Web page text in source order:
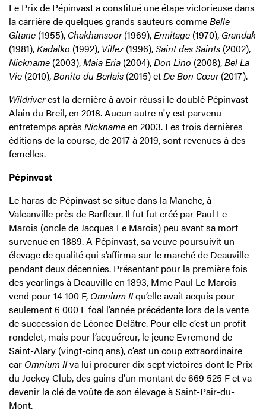
Le Prix de Pépinvast a constitué une étape victorieuse dans
la carrière de quelques grands sauteurs commeBelle
Gitane (1955), Chakhansoor(1969),Ermitage (1970), Grandak
(1981),Kadalko (1992), Villez (1996),Saint des Saints (2002),
Nickname (2003),Maia Eria (2004),Don Lino (2008),Bel La
Vie (2010),Bonito du Berlais (2015) etDe Bon Cœur(2017).
Wildriverest la dernière à avoir réussi le doublé Pépinvast-
Alain du Breil, en 2018. Aucun autre n'y est parvenu
entretemps après Nicknameen 2003. Les trois dernières
éditions de la course, de 2017 à 2019, sont revenues à des
femelles.
Pépinvast
Le haras de Pépinvast se situe dans la Manche, à
Valcanville près de Barfleur. Il fut fut créé par Paul Le
Marois (oncle de Jacques Le Marois) peu avant sa mort
survenue en 1889. A Pépinvast, sa veuve poursuivit un
élevage de qualité qui s’affirma sur le marché de Deauville
pendant deux décennies. Présentant pour la première fois
des yearlings à Deauville en 1893, Mme Paul Le Marois
vend pour 14 100 F, Omnium IIqu’elle avait acquis pour
seulement 6 000 F foal l’année précédente lors de la vente
de succession de Léonce Delâtre. Pour elle c’est un profit
rondelet, mais pour l’acquéreur, le jeune Evremond de
Saint-Alary (vingt-cinq ans), c’est un coup extraordinaire
car Omnium IIva lui procurer dix-sept victoires dont le Prix
du Jockey Club, des gains d’un montant de 669 525 F et va
devenir la clé de voûte de son élevage à Saint-Pair-du-
Mont.